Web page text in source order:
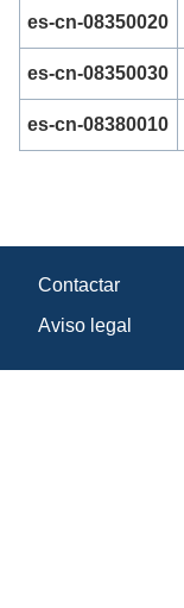
es-cn-08350020
es-cn-08350030
es-cn-08380010
Contactar
Aviso legal